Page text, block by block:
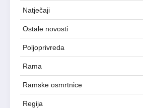
Natječaji
Ostale novosti
Poljoprivreda
Rama
Ramske osmrtnice
Regija